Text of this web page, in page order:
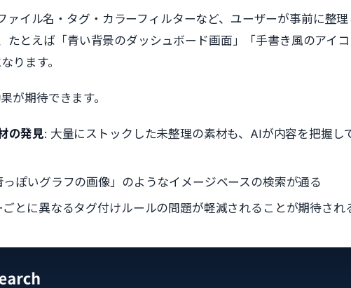
ァイル名・タグ・カラーフィルターなど、ユーザーが事前に整理
とえば「青い背景のダッシュボード画面」「手書き風のアイコ
ります。
が期待できます。
の発見: 大量にストックした未整理の素材も、AIが内容を把握し
っぽいグラフの画像」のようなイメージベースの検索が通る
ごとに異なるタグ付けルールの問題が軽減されることが期待され